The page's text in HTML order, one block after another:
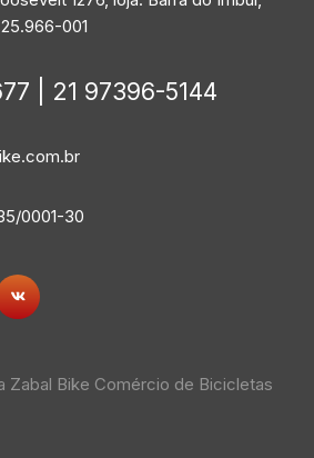
001
| 21 97396-5144
0001-30
Zabal Bike Comércio de Bicicletas